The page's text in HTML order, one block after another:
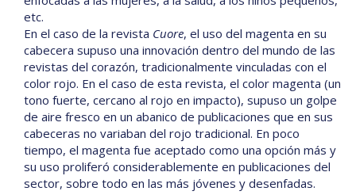
etc.
En el caso de la revista Cuore, el uso del magenta en su
cabecera supuso una innovación dentro del mundo de las
revistas del corazón, tradicionalmente vinculadas con el
color rojo. En el caso de esta revista, el color magenta (un
tono fuerte, cercano al rojo en impacto), supuso un golpe
de aire fresco en un abanico de publicaciones que en sus
cabeceras no variaban del rojo tradicional. En poco
tiempo, el magenta fue aceptado como una opción más y
su uso proliferó considerablemente en publicaciones del
sector, sobre todo en las más jóvenes y desenfadas.